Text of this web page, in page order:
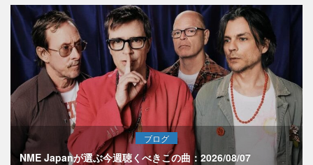
ブログ
NME Japanが選ぶ今週聴くべきこの曲：2026/08/07